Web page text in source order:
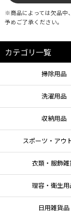
※商品によっては欠品中
予めご了承ください。
カテゴリ一覧
掃除用品
洗濯用品
収納用品
スポーツ・アウ
衣類・服飾
理容・衛生
日用雑貨品